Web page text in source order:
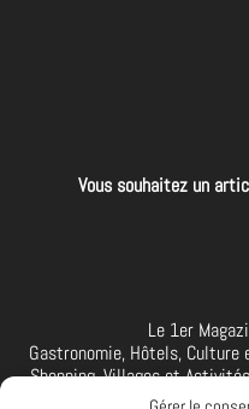
Vous souhaitez un
Le 1er
Gastronomie, Hôtels, Culture
Shopping, Villages et
interviews, des vidéos et